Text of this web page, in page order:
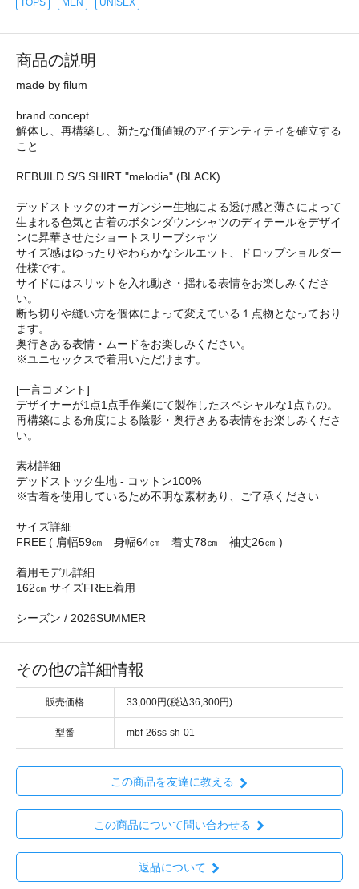
TOPS MEN UNISEX
商品の説明
made by filum
brand concept
解体し、再構築し、新たな価値観のアイデンティティを確立する
こと
REBUILD S/S SHIRT "melodia" (BLACK)
デッドストックのオーガンジー生地による透け感と薄さによって
生まれる色気と古着のボタンダウンシャツのディテールをデザイ
ンに昇華させたショートスリーブシャツ
サイズ感はゆったりやわらかなシルエット、ドロップショルダー
仕様です。
サイドにはスリットを入れ動き・揺れる表情をお楽しみくださ
い。
断ち切りや縫い方を個体によって変えている１点物となっており
ます。
奥行きある表情・ムードをお楽しみください。
※ユニセックスで着用いただけます。
[一言コメント]
デザイナーが1点1点手作業にて製作したスペシャルな1点もの。
再構築による角度による陰影・奥行きある表情をお楽しみくださ
い。
素材詳細
デッドストック生地 - コットン100%
※古着を使用しているため不明な素材あり、ご了承ください
サイズ詳細
FREE ( 肩幅59㎝ 身幅64㎝ 着丈78㎝ 袖丈26㎝ )
着用モデル詳細
162㎝ サイズFREE着用
シーズン / 2026SUMMER
その他の詳細情報
販売価格 33,000円(税込36,300円)
型番 mbf-26ss-sh-01
この商品を友達に教える
この商品について問い合わせる
返品について